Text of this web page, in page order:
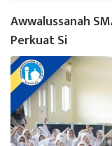
Awwalussanah
Perkuat Si